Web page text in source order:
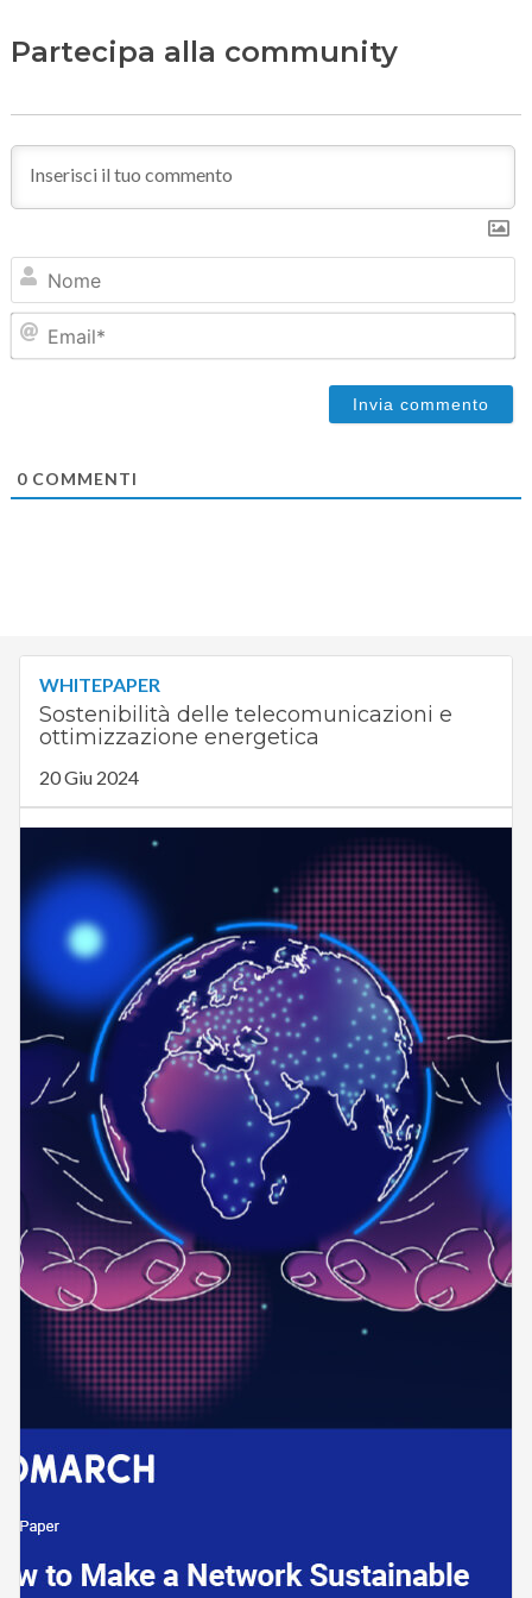
Partecipa alla community
0COMMENTI
WHITEPAPER
Sostenibilità delle telecomunicazioni e
ottimizzazione energetica
20 Giu 2024